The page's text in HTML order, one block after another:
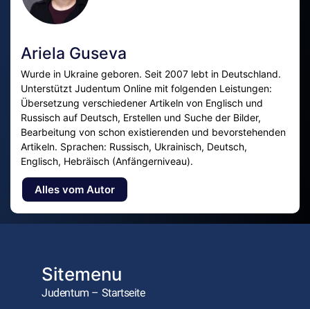
Ariela Guseva
Wurde in Ukraine geboren. Seit 2007 lebt in Deutschland.
Unterstützt Judentum Online mit folgenden Leistungen:
Übersetzung verschiedener Artikeln von Englisch und
Russisch auf Deutsch, Erstellen und Suche der Bilder,
Bearbeitung von schon existierenden und bevorstehenden
Artikeln. Sprachen: Russisch, Ukrainisch, Deutsch,
Englisch, Hebräisch (Anfängerniveau).
Alles vom Autor
Sitemenu
Judentum – Startseite